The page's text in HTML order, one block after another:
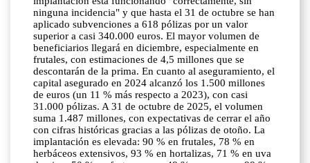
ninguna incidencia" y que hasta el 31 de octubre se han
aplicado subvenciones a 618 pólizas por un valor
superior a casi 340.000 euros. El mayor volumen de
beneficiarios llegará en diciembre, especialmente en
frutales, con estimaciones de 4,5 millones que se
descontarán de la prima. En cuanto al aseguramiento, el
capital asegurado en 2024 alcanzó los 1.500 millones
de euros (un 11 % más respecto a 2023), con casi
31.000 pólizas. A 31 de octubre de 2025, el volumen
suma 1.487 millones, con expectativas de cerrar el año
con cifras históricas gracias a las pólizas de otoño. La
implantación es elevada: 90 % en frutales, 78 % en
herbáceos extensivos, 93 % en hortalizas, 71 % en uva